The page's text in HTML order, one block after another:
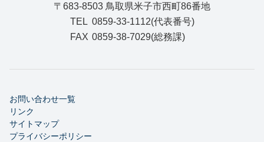
〒683-8503 鳥取県米子市西町86番地
TEL 0859-33-1112(代表番号)
FAX 0859-38-7029(総務課)
お問い合わせ一覧
リンク
サイトマップ
プライバシーポリシー